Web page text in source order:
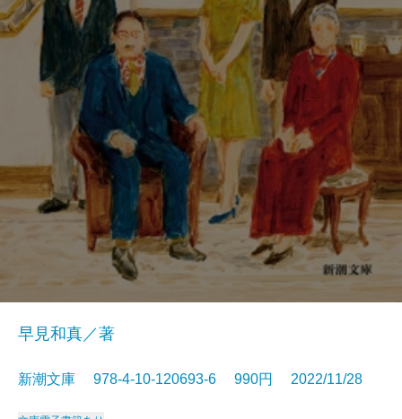
早見和真／著
新潮文庫 978-4-10-120693-6 990円 2022/11/28